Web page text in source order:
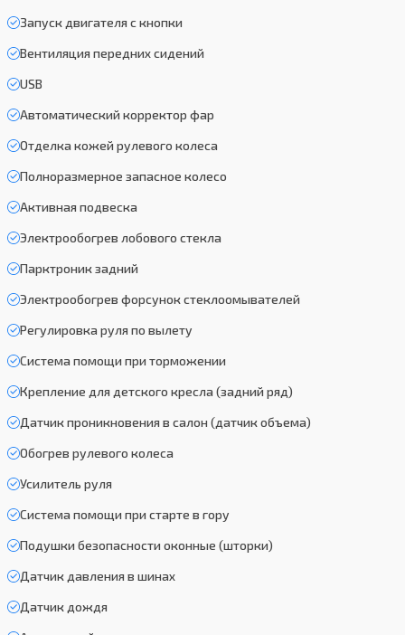
Запуск двигателя с кнопки
Вентиляция передних сидений
USB
Автоматический корректор фар
Отделка кожей рулевого колеса
Полноразмерное запасное колесо
Активная подвеска
Электрообогрев лобового стекла
Парктроник задний
Электрообогрев форсунок стеклоомывателей
Регулировка руля по вылету
Система помощи при торможении
Крепление для детского кресла (задний ряд)
Датчик проникновения в салон (датчик объема)
Обогрев рулевого колеса
Усилитель руля
Система помощи при старте в гору
Подушки безопасности оконные (шторки)
Датчик давления в шинах
Датчик дождя